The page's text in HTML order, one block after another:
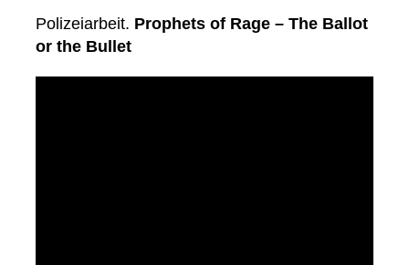
Polizeiarbeit. Prophets of Rage – The Ballot
or the Bullet